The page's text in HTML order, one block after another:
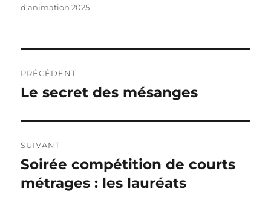
d'animation 2025
de
PRÉCÉDENT
Publication
Le secret des mésanges
SUIVANT
Publication
suivante :
Soirée compétition de courts
métrages : les lauréats